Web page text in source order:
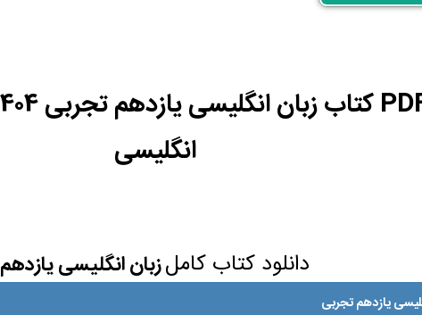
انگلیسی
دانلود کتاب کاملزبان انگلیسی یازدهم
یازدهم تجربی